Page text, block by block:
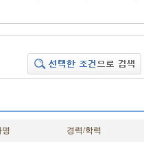
명 경력/학력